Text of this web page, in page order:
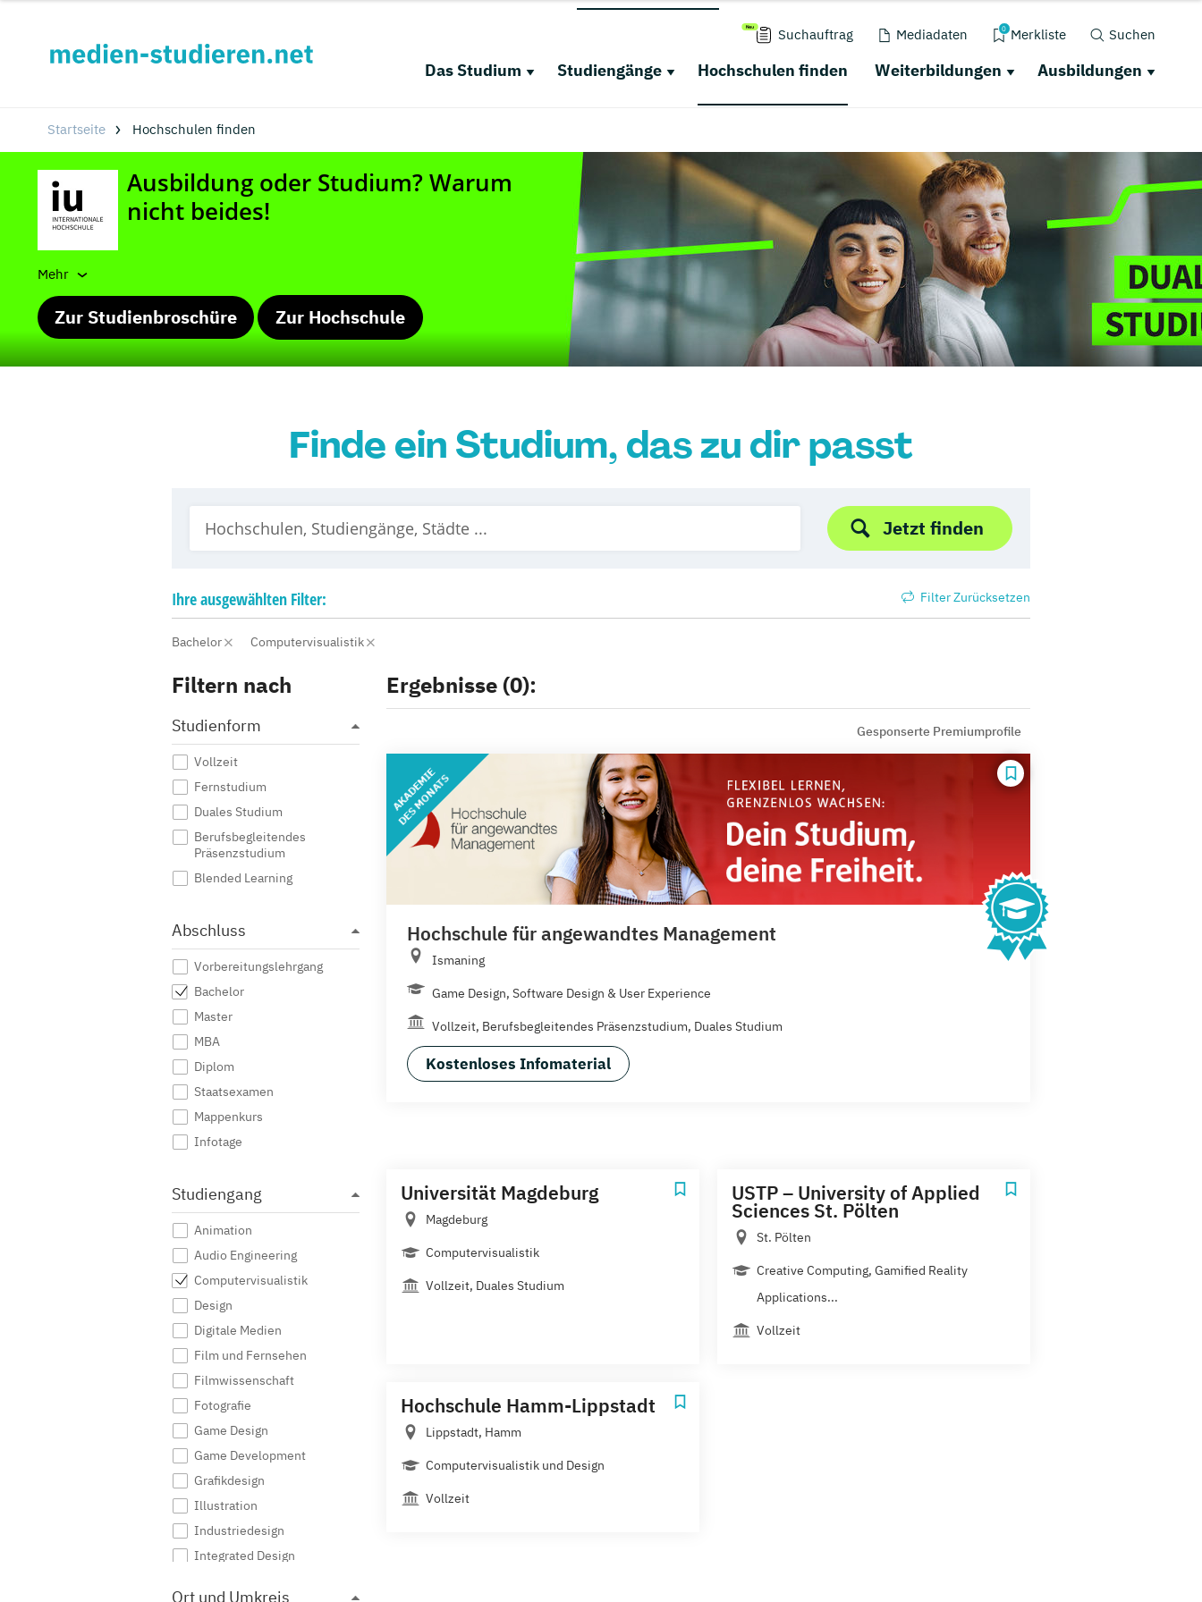
Suchauftrag Mediadaten 0 Merkliste Suchen
Das Studium Studiengänge Hochschulen finden Weiterbildungen Ausbildungen
Startseite Hochschulen finden
Mehr
Zur Studienbroschüre Zur Hochschule
Finde ein Studium, das zu dir passt
Jetzt finden
Ihreausgewählten Filter: Filter Zurücksetzen
Bachelor Computervisualistik
Filtern nach
Studienform
Vollzeit
Fernstudium
Duales Studium
Berufsbegleitendes
Präsenzstudium
Blended Learning
Abschluss
Vorbereitungslehrgang
Bachelor
Master
MBA
Diplom
Staatsexamen
Mappenkurs
Infotage
Studiengang
Animation
Audio Engineering
Computervisualistik
Design
Digitale Medien
Film und Fernsehen
Filmwissenschaft
Fotografie
Game Design
Game Development
Grafikdesign
Illustration
Industriedesign
Integrated Design
Ort und Umkreis
Ergebnisse (0):
Gesponserte Premiumprofile
AKADEMIE
DES MONATS
Hochschule für angewandtes Management
Ismaning
Game Design, Software Design & User Experience
Vollzeit, Berufsbegleitendes Präsenzstudium, Duales Studium
Kostenloses Infomaterial
Universität Magdeburg
Magdeburg
Computervisualistik
Vollzeit, Duales Studium
USTP – University of Applied
Sciences St. Pölten
St. Pölten
Creative Computing, Gamified Reality
Applications...
Vollzeit
Hochschule Hamm-Lippstadt
Lippstadt, Hamm
Computervisualistik und Design
Vollzeit